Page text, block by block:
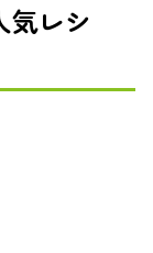
気レシ